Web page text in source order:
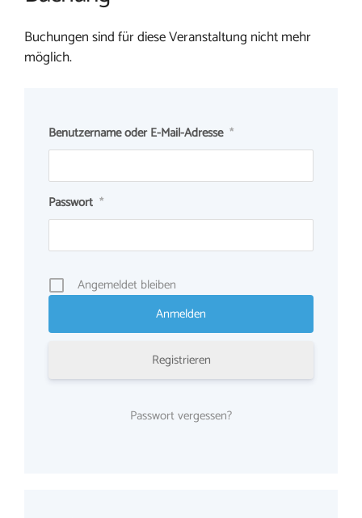
Buchungen sind für diese Veranstaltung nicht mehr
möglich.
Benutzername oder E-Mail-Adresse *
Passwort *
Angemeldet bleiben
Registrieren
Passwort vergessen?